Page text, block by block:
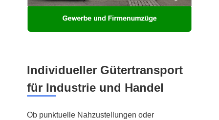
Individueller Gütertransport
für Industrie und Handel
Ob punktuelle Nahzustellungen oder